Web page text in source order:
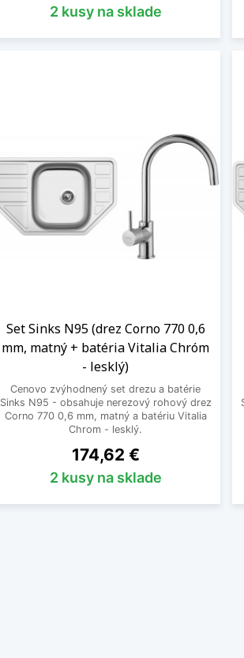
2 kusy na sklade
Set Sinks N95 (drez Corno 770 0,6
mm, matný + batéria Vitalia Chróm
- lesklý)
Cenovo zvýhodnený set drezu a batérie
Sinks N95 - obsahuje nerezový rohový drez
Corno 770 0,6 mm, matný a batériu Vitalia
Chrom - lesklý.
Cena
174,62 €
2 kusy na sklade